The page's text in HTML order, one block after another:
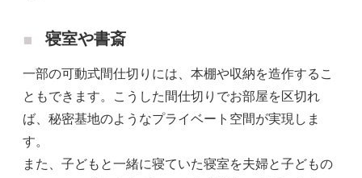
寝室や書斎
一部の可動式間仕切りには、本棚や収納を造作するこ
ともできます。こうした間仕切りでお部屋を区切れ
ば、秘密基地のようなプライベート空間が実現しま
す。
また、子どもと一緒に寝ていた寝室を夫婦と子どもの